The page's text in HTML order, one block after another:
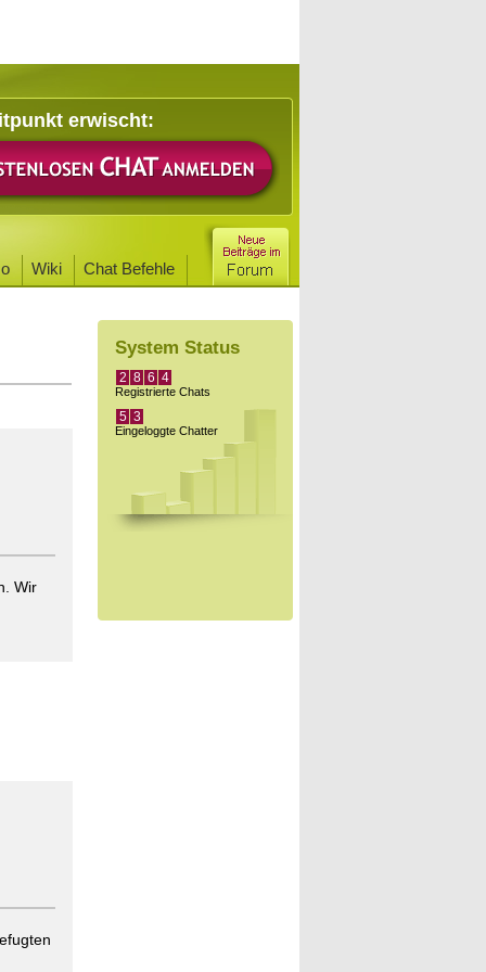
erwischt:
Wiki Chat Befehle
Wir
System Status
2 8 6 4
Registrierte Chats
5 3
Eingeloggte Chatter